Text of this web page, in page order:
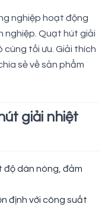
nghiệp hoạt động
nghiệp. Quạt hút giải
cùng tối ưu. Giải thích
sẻ về sản phẩm
giải nhiệt
độ dàn nóng, đảm
định với công suất